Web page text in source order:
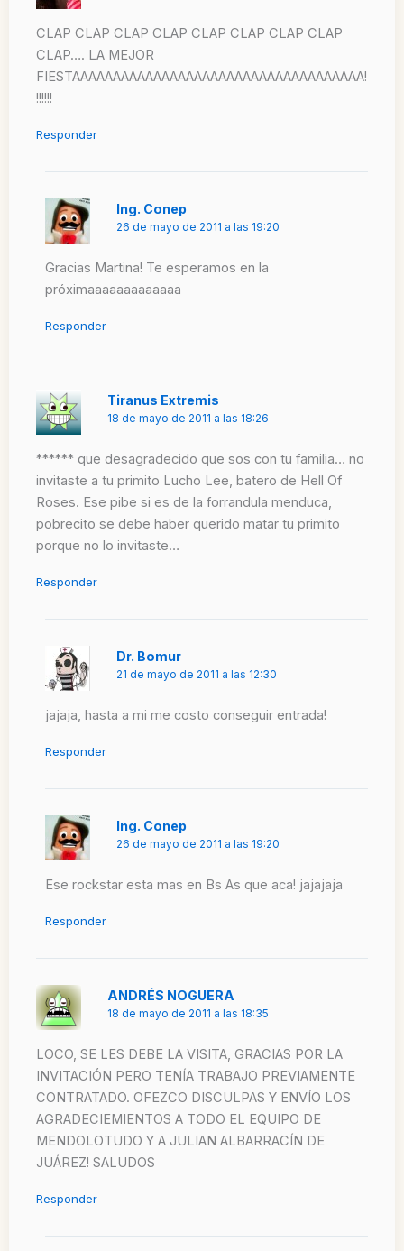
CLAP CLAP CLAP CLAP CLAP CLAP CLAP CLAP
CLAP…. LA MEJOR
FIESTAAAAAAAAAAAAAAAAAAAAAAAAAAAAAAAAAAAA!
!!!!!!
Responder
Ing. Conep
26 de mayo de 2011 a las 19:20
Gracias Martina! Te esperamos en la
próximaaaaaaaaaaaaa
Responder
Tiranus Extremis
18 de mayo de 2011 a las 18:26
****** que desagradecido que sos con tu familia… no
invitaste a tu primito Lucho Lee, batero de Hell Of
Roses. Ese pibe si es de la forrandula menduca,
pobrecito se debe haber querido matar tu primito
porque no lo invitaste…
Responder
Dr. Bomur
21 de mayo de 2011 a las 12:30
jajaja, hasta a mi me costo conseguir entrada!
Responder
Ing. Conep
26 de mayo de 2011 a las 19:20
Ese rockstar esta mas en Bs As que aca! jajajaja
Responder
ANDRÉS NOGUERA
18 de mayo de 2011 a las 18:35
LOCO, SE LES DEBE LA VISITA, GRACIAS POR LA
INVITACIÓN PERO TENÍA TRABAJO PREVIAMENTE
CONTRATADO. OFEZCO DISCULPAS Y ENVÍO LOS
AGRADECIEMIENTOS A TODO EL EQUIPO DE
MENDOLOTUDO Y A JULIAN ALBARRACÍN DE
JUÁREZ! SALUDOS
Responder